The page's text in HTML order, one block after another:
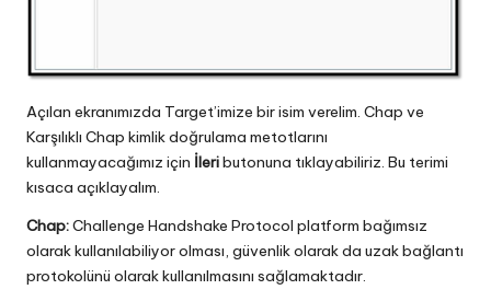
Açılan ekranımızda Target’imize bir isim verelim. Chap ve
Karşılıklı Chap kimlik doğrulama metotlarını
kullanmayacağımız için İleributonuna tıklayabiliriz. Bu terimi
kısaca açıklayalım.
Chap:Challenge Handshake Protocol platform bağımsız
olarak kullanılabiliyor olması, güvenlik olarak da uzak bağlantı
protokolünü olarak kullanılmasını sağlamaktadır.